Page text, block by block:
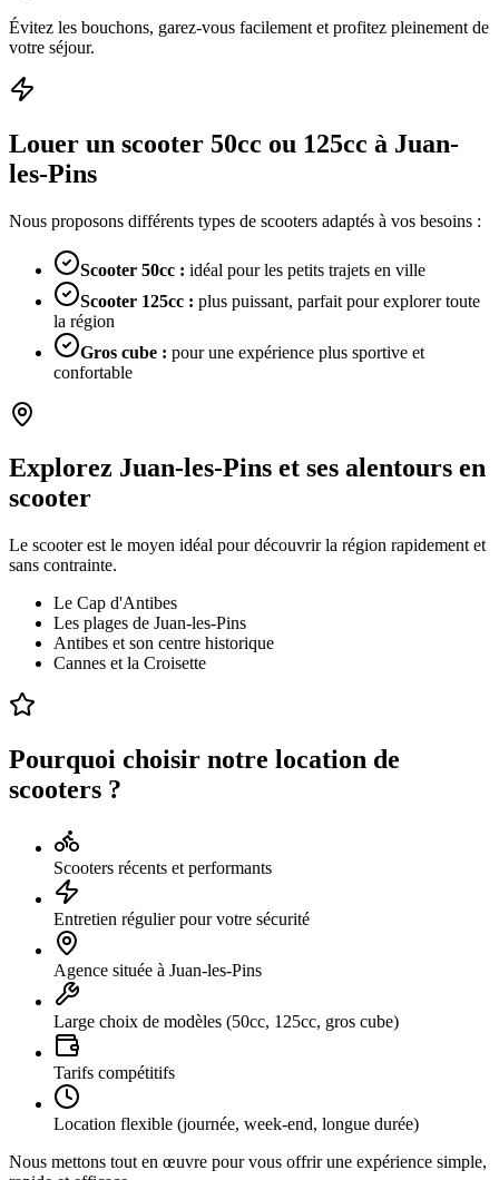
Évitez les bouchons, garez-vous facilement et profitez pleinement de
votre séjour.
Louer un scooter 50cc ou 125cc à Juan-
les-Pins
Nous proposons différents types de scooters adaptés à vos besoins :
Scooter 50cc : idéal pour les petits trajets en ville
Scooter 125cc : plus puissant, parfait pour explorer toute
la région
Gros cube : pour une expérience plus sportive et
confortable
Explorez Juan-les-Pins et ses alentours en
scooter
Le scooter est le moyen idéal pour découvrir la région rapidement et
sans contrainte.
Le Cap d'Antibes
Les plages de Juan-les-Pins
Antibes et son centre historique
Cannes et la Croisette
Pourquoi choisir notre location de
scooters ?
Scooters récents et performants
Entretien régulier pour votre sécurité
Agence située à Juan-les-Pins
Large choix de modèles (50cc, 125cc, gros cube)
Tarifs compétitifs
Location flexible (journée, week-end, longue durée)
Nous mettons tout en œuvre pour vous offrir une expérience simple,